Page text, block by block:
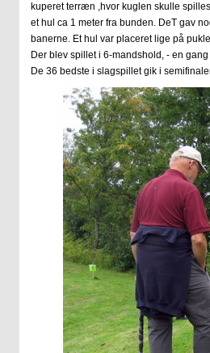
kuperet terræn ,hvor kuglen skulle
et hul ca 1 meter fra bunden. DeT gav
banerne. Et hul var placeret lige på
Der blev spillet i 6-mandshold, - en
De 36 bedste i slagspillet gik i